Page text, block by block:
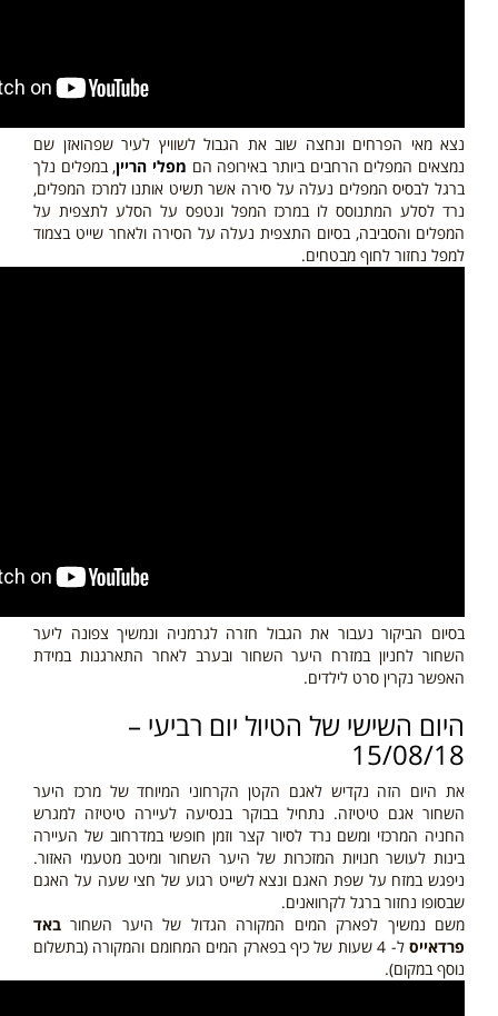
נצא מאי הפרחים ונחצה שוב את הגבול לשוויץ לעיר שפהואזן שם
נמצאים המפלים הרחבים ביותר באירופה הם מפלי הריין, במפלים נלך
ברגל לבסיס המפלים נעלה על סירה אשר תשיט אותנו למרכז המפלים,
נרד לסלע המתנוסס לו במרכז המפל ונטפס על הסלע לתצפית על
המפלים והסביבה, בסיום התצפית נעלה על הסירה ולאחר שייט בצמוד
למפל נחזור לחוף מבטחים.
בסיום הביקור נעבור את הגבול חזרה לגרמניה ונמשיך צפונה ליער
השחור לחניון במזרח היער השחור ובערב לאחר התארגנות במידת
האפשר נקרין סרט לילדים.
היום השישי של הטיול יום רביעי –
15/08/18
את היום הזה נקדיש לאגם הקטן הקרחוני המיוחד של מרכז היער
השחור אגם טיטיזה. נתחיל בבוקר בנסיעה לעיירה טיטיזה למגרש
החניה המרכזי ומשם נרד לסיור קצר וזמן חופשי במדרחוב של העיירה
בינות לעושר חנויות המזכרות של היער השחור ומיטב מטעמי האזור.
ניפגש במזח על שפת האגם ונצא לשייט רגוע של חצי שעה על האגם
שבסופו נחזור ברגל לקרוואנים.
משם נמשיך לפארק המים המקורה הגדול של היער השחור באד
פרדאייסל- 4 שעות של כיף בפארק המים המחומם והמקורה
(בתשלום
נוסף במקום).